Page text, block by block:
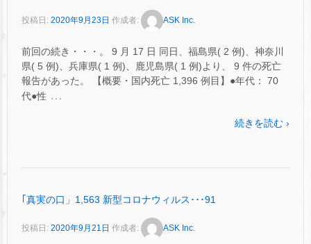
投稿日: 2020年9月23日 作成者: ASK Inc.
前回の続き・・・。 9 月 17 日 同日、福島県( 2 例)、神奈川
県( 5 例)、兵庫県( 1 例)、鹿児島県( 1 例)より、 9 件の死亡
報告があった。 【概要・国内死亡 1,396 例目】●年代： 70
代●性 …
続きを読む ›
｢真実の口」1,563 新型コロナウィルス･･･91
投稿日: 2020年9月21日 作成者: ASK Inc.